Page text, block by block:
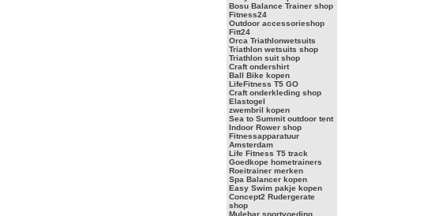
Bosu Balance Trainer shop
Fitness24
Outdoor accessorieshop
Fitt24
Orca Triathlonwetsuits
Triathlon wetsuits shop
Triathlon suit shop
Craft ondershirt
Ball Bike kopen
LifeFitness T5 GO
Craft onderkleding shop
Elastogel
zwembril kopen
Sea to Summit outdoor tent
Indoor Rower shop
Fitnessapparatuur
Amsterdam
Life Fitness T5 track
Goedkope hometrainers
Roeitrainer merken
Spa Balancer kopen
Easy Swim pakje kopen
Concept2 Rudergerate
shop
Mulebar sportvoeding